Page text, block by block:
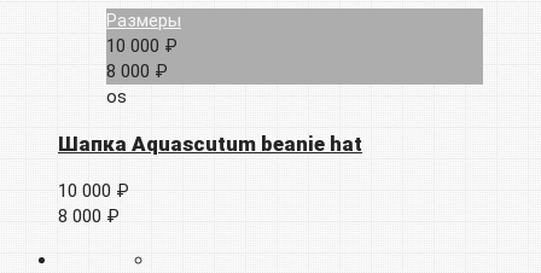
Размеры
10 000 ₽
8 000 ₽
os
Шапка Aquascutum beanie hat
10 000 ₽
8 000 ₽